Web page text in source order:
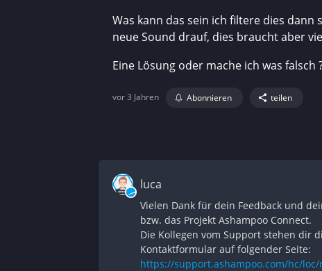
Was kann das sein ich filtere dies
neue Sound drauf, dies braucht aber
Eine Lösung oder mache ich was falsch
vor 3 Jahren Abonnieren teilen
luca
Vielen Dank für dein Feedback und
bzw. das Projekt Ashampoo Connect.
Die Kollegen vom Support stehen dir
Kontaktformular auf folgender Seite:
https://support.ashampoo.com/hc/